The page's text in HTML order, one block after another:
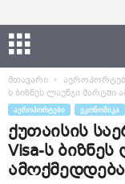
მთავარი
ს ბიზნეს ლაუნჯი მარტში
ᲐᲔᲠᲝᲞᲝᲠᲢᲔᲑᲘ ᲔᲙᲝᲜᲝᲛᲘᲙᲐ
ქუთაისის
Visa-ს
ამოქმედდება